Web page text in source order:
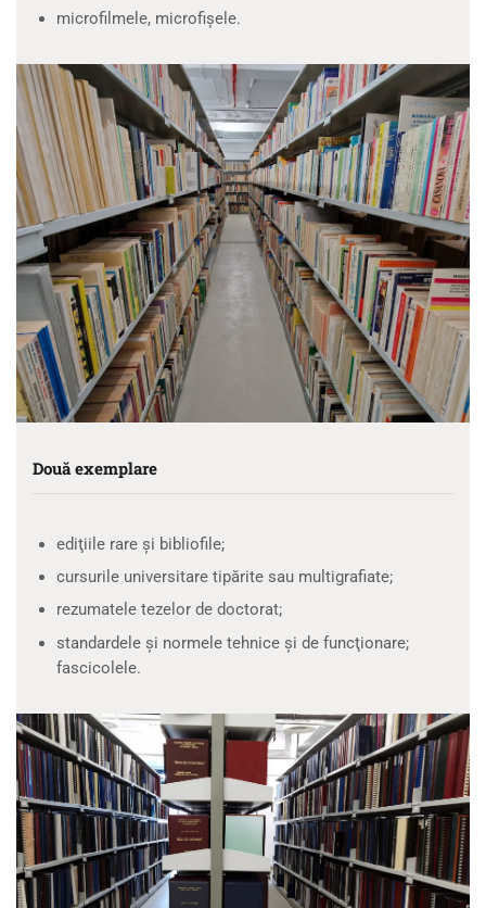
microfilmele, microfişele.
Două exemplare
ediţiile rare şi bibliofile;
cursurile universitare tipărite sau multigrafiate;
rezumatele tezelor de doctorat;
standardele şi normele tehnice şi de funcţionare;
fascicolele.